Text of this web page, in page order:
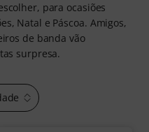
para ocasiões
Natal e Páscoa. Amigos,
de banda vão
surpresa.